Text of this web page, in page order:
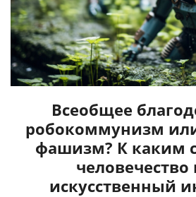
Всеобщее
робокоммунизм
фашизм? К каким
человечество
искусственный